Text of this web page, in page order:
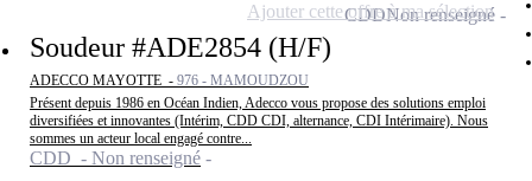
Soudeur #ADE2854 (H/F)
ADECCO MAYOTTE - 976 - MAMOUDZOU
Présent depuis 1986 en Océan Indien, Adecco vous propose des solutions emploi
diversifiées et innovantes (Intérim, CDD CDI, alternance, CDI Intérimaire). Nous
sommes un acteur local engagé contre...
CDD - Non renseigné
CDDNon renseigné
Ajouter cette offre à ma sélection